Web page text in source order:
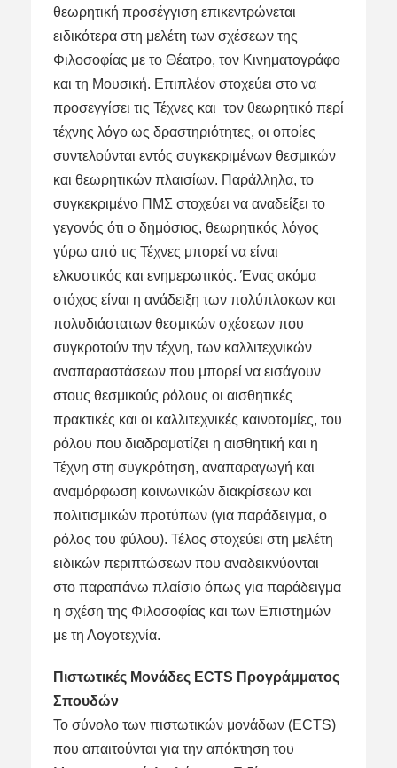
θεωρητική προσέγγιση επικεντρώνεται
ειδικότερα στη μελέτη των σχέσεων της
Φιλοσοφίας με το Θέατρο, τον Κινηματογράφο
και τη Μουσική. Επιπλέον στοχεύει στο να
προσεγγίσει τις Τέχνες και τον θεωρητικό περί
τέχνης λόγο ως δραστηριότητες, οι οποίες
συντελούνται εντός συγκεκριμένων θεσμικών
και θεωρητικών πλαισίων. Παράλληλα, το
συγκεκριμένο ΠΜΣ στοχεύει να αναδείξει το
γεγονός ότι ο δημόσιος, θεωρητικός λόγος
γύρω από τις Τέχνες μπορεί να είναι
ελκυστικός και ενημερωτικός. Ένας ακόμα
στόχος είναι η ανάδειξη των πολύπλοκων και
πολυδιάστατων θεσμικών σχέσεων που
συγκροτούν την τέχνη, των καλλιτεχνικών
αναπαραστάσεων που μπορεί να εισάγουν
στους θεσμικούς ρόλους οι αισθητικές
πρακτικές και οι καλλιτεχνικές καινοτομίες, του
ρόλου που διαδραματίζει η αισθητική και η
Τέχνη στη συγκρότηση, αναπαραγωγή και
αναμόρφωση κοινωνικών διακρίσεων και
πολιτισμικών προτύπων (για παράδειγμα, ο
ρόλος του φύλου). Τέλος στοχεύει στη μελέτη
ειδικών περιπτώσεων που αναδεικνύονται
στο παραπάνω πλαίσιο όπως για παράδειγμα
η σχέση της Φιλοσοφίας και των Επιστημών
με τη Λογοτεχνία.
Πιστωτικές Μονάδες ECTS Προγράμματος
Σπουδών
Το σύνολο των πιστωτικών μονάδων (ECTS)
που απαιτούνται για την απόκτηση του